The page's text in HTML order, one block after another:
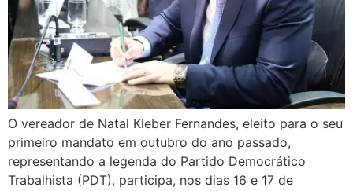
O vereador de Natal Kleber Fernandes, eleito para o seu
primeiro mandato em outubro do ano passado,
representando a legenda do Partido Democrático
Trabalhista (PDT), participa, nos dias 16 e 17 de